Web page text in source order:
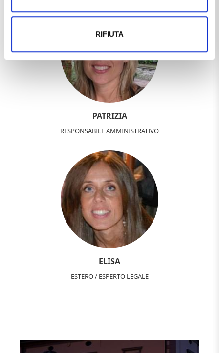
RIFIUTA
PATRIZIA
RESPONSABILE AMMINISTRATIVO
ELISA
ESTERO / ESPERTO LEGALE